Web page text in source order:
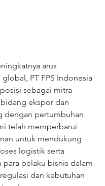
arus
PT FPS Indonesia
sebagai mitra
ekspor dan
dengan pertumbuhan
telah memperbarui
untuk mendukung
logistik serta
para pelaku bisnis dalam
dan kebutuhan